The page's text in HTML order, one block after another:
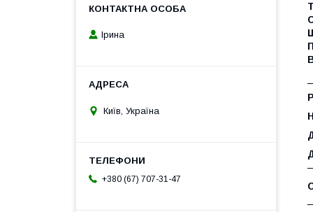
Ірина
Київ, Україна
+380 (67) 707-31-47